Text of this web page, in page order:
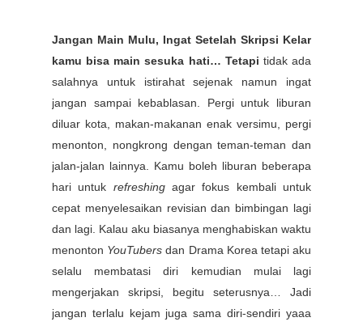
Jangan Main Mulu, Ingat Setelah Skripsi Kelar
kamu bisa main sesuka hati… Tetapi tidak ada
salahnya untuk istirahat sejenak namun ingat
jangan sampai kebablasan. Pergi untuk liburan
diluar kota, makan-makanan enak versimu, pergi
menonton, nongkrong dengan teman-teman dan
jalan-jalan lainnya. Kamu boleh liburan beberapa
hari untuk refreshingagar fokus kembali untuk
cepat menyelesaikan revisian dan bimbingan lagi
dan lagi. Kalau aku biasanya menghabiskan waktu
menonton YouTubers dan Drama Korea tetapi aku
selalu membatasi diri kemudian mulai lagi
mengerjakan skripsi, begitu seterusnya… Jadi
jangan terlalu kejam juga sama diri-sendiri yaaa